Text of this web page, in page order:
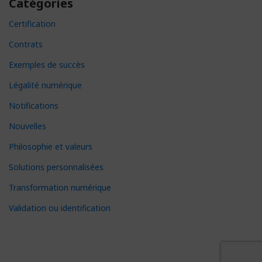
Certification
Contrats
Exemples de succès
Légalité numérique
Notifications
Nouvelles
Philosophie et valeurs
Solutions personnalisées
Transformation numérique
Validation ou identification